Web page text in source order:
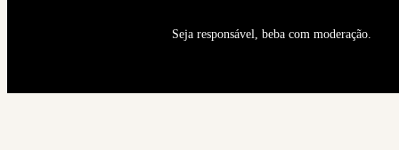
Seja responsável, beba com moderação.